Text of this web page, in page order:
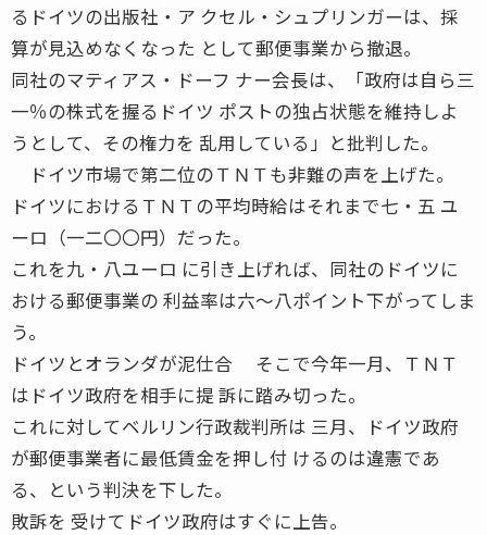
るドイツの出版社・ア クセル・シュプリンガーは、採
算が見込めなくなった として郵便事業から撤退。
同社のマティアス・ドーフ ナー会長は、「政府は自ら三
一％の株式を握るドイツ ポストの独占状態を維持しよ
うとして、その権力を 乱用している」と批判した。
ドイツ市場で第二位のＴＮＴも非難の声を上げた。
ドイツにおけるＴＮＴの平均時給はそれまで七・五 ユ
ーロ（一二〇〇円）だった。
これを九・八ユーロ に引き上げれば、同社のドイツに
おける郵便事業の 利益率は六〜八ポイント下がってしま
う。
ドイツとオランダが泥仕合 そこで今年一月、ＴＮＴ
はドイツ政府を相手に提 訴に踏み切った。
これに対してベルリン行政裁判所は 三月、ドイツ政府
が郵便事業者に最低賃金を押し付 けるのは違憲であ
る、という判決を下した。
敗訴を 受けてドイツ政府はすぐに上告。